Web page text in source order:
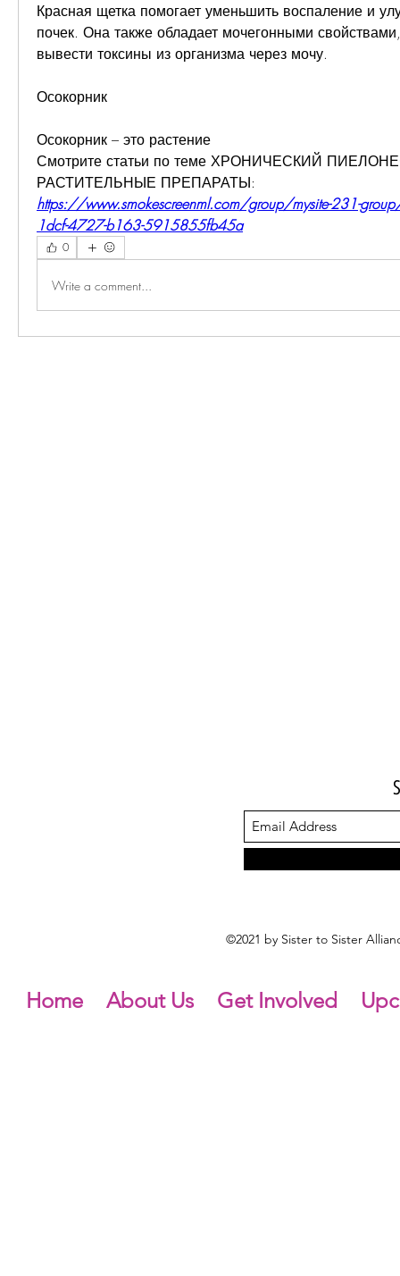
Красная щетка помогает уменьшить воспаление и
почек. Она также обладает мочегонными
вывести токсины из организма через мочу.
Осокорник
Осокорник – это растение
Смотрите статьи по теме ХРОНИЧЕСКИЙ
РАСТИТЕЛЬНЫЕ ПРЕПАРАТЫ:
https://www.smokescreenml.com/group/mysite-231-
1dcf-4727-b163-5915855fb45a
0
Write a comment...
©2021 by Sister to Sister
Home About Us Get Involved